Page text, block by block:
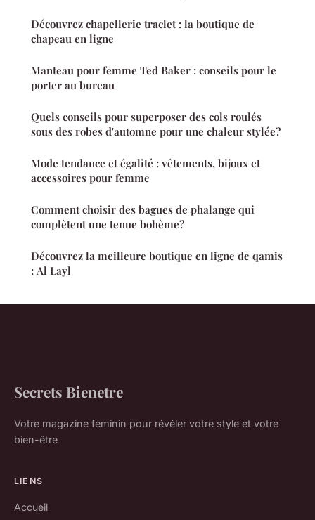
Découvrez chapellerie traclet : la boutique de
chapeau en ligne
Manteau pour femme Ted Baker : conseils pour le
porter au bureau
Quels conseils pour superposer des cols roulés
sous des robes d'automne pour une chaleur stylée?
Mode tendance et égalité : vêtements, bijoux et
accessoires pour femme
Comment choisir des bagues de phalange qui
complètent une tenue bohème?
Découvrez la meilleure boutique en ligne de qamis
: Al Layl
Secrets Bienetre
Votre magazine féminin pour révéler votre style et votre
bien-être
LIENS
Accueil